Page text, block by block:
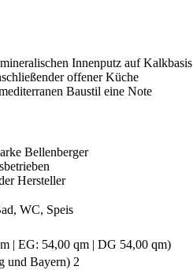
Innenputz auf Kalkbasis
offener Küche
Baustil eine Note
Bellenberger
Hersteller
WC, Speis
| EG: 54,00 qm | DG 54,00 qm)
und Bayern) 2